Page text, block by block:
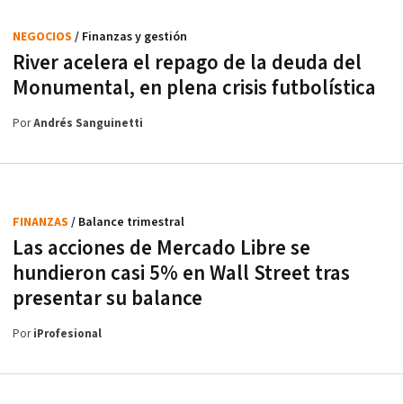
River acelera el repago de la deuda del
Monumental, en plena crisis futbolística
NEGOCIOS / Finanzas y gestión
PorAndrés Sanguinetti
Las acciones de Mercado Libre se
hundieron casi 5% en Wall Street tras
presentar su balance
FINANZAS / Balance trimestral
PoriProfesional